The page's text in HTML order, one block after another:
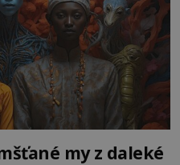
my z daleké